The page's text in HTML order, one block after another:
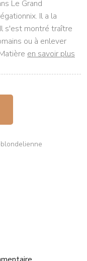
Le Grand
Il a la
s'est montré traître
ou à enlever
en savoir plus